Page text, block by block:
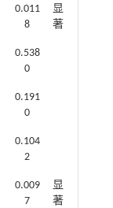
0.011
8
显
著
0.538
0
0.191
0
0.104
2
0.009
7
显
著